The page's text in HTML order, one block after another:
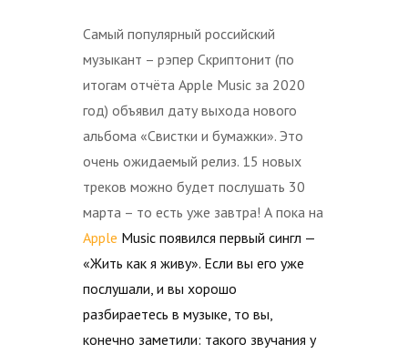
Самый популярный российский
музыкант – рэпер Скриптонит (по
итогам отчёта Apple Music за 2020
год) объявил дату выхода нового
альбома «Свистки и бумажки». Это
очень ожидаемый релиз. 15 новых
треков можно будет послушать 30
марта – то есть уже завтра! А пока на
Apple Music появился первый сингл —
«Жить как я живу». Если вы его уже
послушали, и вы хорошо
разбираетесь в музыке, то вы,
конечно заметили: такого звучания у